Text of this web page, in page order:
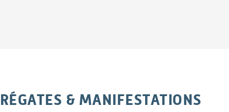
RÉGATES & MANIFESTATIONS